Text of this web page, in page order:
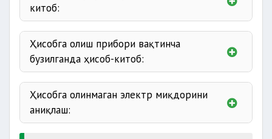
китоб:
Ҳисобга олиш прибори вақтинча
бузилганда ҳисоб-китоб:
Ҳисобга олинмаган электр миқдорини
аниқлаш: